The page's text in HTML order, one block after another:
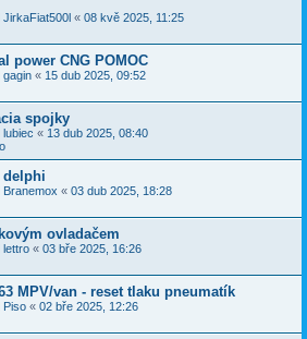
JirkaFiat500l « 08 kvě 2025, 11:25
power CNG POMOC
gagin « 15 dub 2025, 09:52
spojky
lubiec « 13 dub 2025, 08:40
delphi
Branemox « 03 dub 2025, 18:28
ovladačem
lettro « 03 bře 2025, 16:26
MPV/van - reset tlaku pneumatík
Piso « 02 bře 2025, 12:26